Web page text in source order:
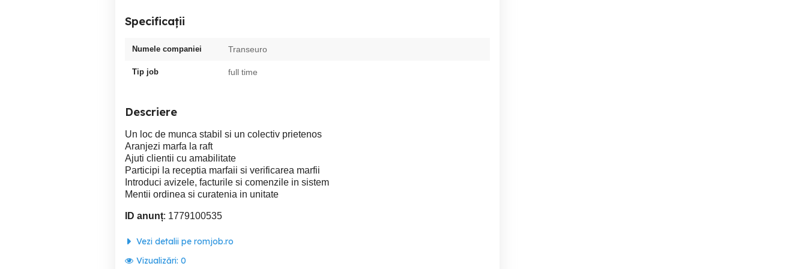
Specificații
Numele companiei Transeuro
Tip job full time
Descriere
Un loc de munca stabil si un colectiv prietenos
Aranjezi marfa la raft
Ajuti clientii cu amabilitate
Participi la receptia marfaii si verificarea marfii
Introduci avizele, facturile si comenzile in sistem
Mentii ordinea si curatenia in unitate
ID anunț: 1779100535
Vezi detalii pe romjob.ro
Vizualizări: 0